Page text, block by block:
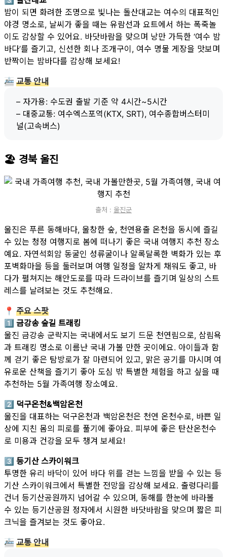
밤이 되면 화려한 조명으로 빛나는 돌산대교는 여수의 대표적인
야경 명소로, 날씨가 좋을 때는 유람선과 요트에서 하는 폭죽놀
이도 감상할 수 있어요. 바닷바람을 맞으며 낭만 가득한 ‘여수 밤
바다’를 즐기고, 신선한 회나 조개구이, 여수 명물 게장을 맛보며
반짝이는 밤바다를 감상해 보세요!
🚈 교통 안내
– 자가용: 수도권 출발 기준 약 4시간~5시간
– 대중교통: 여수엑스포역(KTX, SRT), 여수종합버스터미
널(고속버스)
🏖 경북 울진
출처 : 울진군
울진은 푸른 동해바다, 울창한 숲, 천연용출 온천을 동시에 즐길
수 있는 청정 여행지로 봄에 떠나기 좋은 국내 여행지 추천 장소
예요. 자연석회암 동굴인 성류굴이나 알록달록한 벽화가 있는 후
포벽화마을 등을 둘러보며 여행 일정을 알차게 채워도 좋고, 바
다가 펼쳐지는 해안도로를 따라 드라이브를 즐기며 일상의 스트
레스를 날려보는 것도 추천해요.
📍 주요 스팟
1️⃣ 금강송 숲길 트래킹
울진 금강송 군락지는 국내에서도 보기 드문 천연림으로, 삼림욕
과 트래킹 명소로 이름난 국내 가볼 만한 곳이에요. 아이들과 함
께 걷기 좋은 탐방로가 잘 마련되어 있고, 맑은 공기를 마시며 여
유로운 산책을 즐기기 좋아 도심 밖 특별한 체험을 하고 싶을 때
추천하는 5월 가족여행 장소예요.
2️⃣ 덕구온천&백암온천
울진을 대표하는 덕구온천과 백암온천은 천연 온천수로, 바쁜 일
상에 지친 몸의 피로를 풀기에 좋아요. 피부에 좋은 탄산온천수
로 미용과 건강을 모두 챙겨 보세요!
3️⃣ 등기산 스카이워크
투명한 유리 바닥이 있어 바다 위를 걷는 느낌을 받을 수 있는 등
기산 스카이워크에서 특별한 전망을 감상해 보세요. 출렁다리를
건너 등기산공원까지 넘어갈 수 있으며, 동해를 한눈에 바라볼
수 있는 등기산공원 정자에서 시원한 바닷바람을 맞으며 짧은 피
크닉을 즐겨보는 것도 좋아요.
🚈 교통 안내